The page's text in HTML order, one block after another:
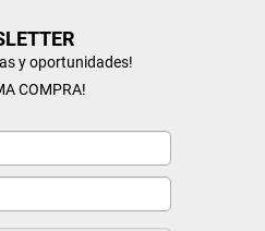
y oportunidades!
COMPRA!